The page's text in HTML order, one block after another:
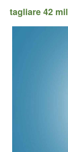
tagliare 42